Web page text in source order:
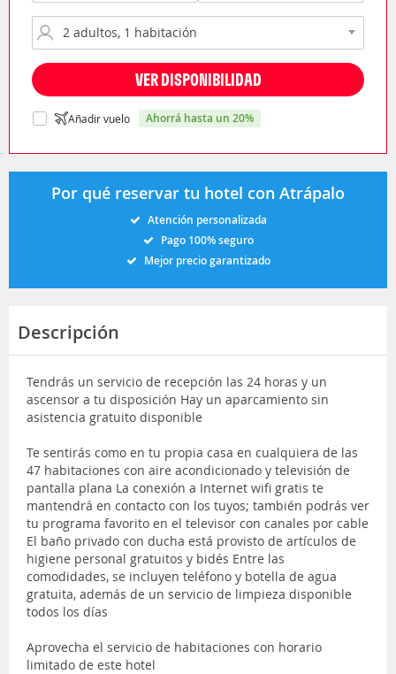
VER DISPONIBILIDAD
Añadir vuelo ahorrá hasta un 20%
Por qué reservar tu hotel con Atrápalo
Atención personalizada
Pago 100% seguro
Mejor precio garantizado
Descripción
Tendrás un servicio de recepción las 24 horas y un
ascensor a tu disposición Hay un aparcamiento sin
asistencia gratuito disponible
Te sentirás como en tu propia casa en cualquiera de las
47 habitaciones con aire acondicionado y televisión de
pantalla plana La conexión a Internet wifi gratis te
mantendrá en contacto con los tuyos; también podrás ver
tu programa favorito en el televisor con canales por cable
El baño privado con ducha está provisto de artículos de
higiene personal gratuitos y bidés Entre las
comodidades, se incluyen teléfono y botella de agua
gratuita, además de un servicio de limpieza disponible
todos los días
Aprovecha el servicio de habitaciones con horario
limitado de este hotel